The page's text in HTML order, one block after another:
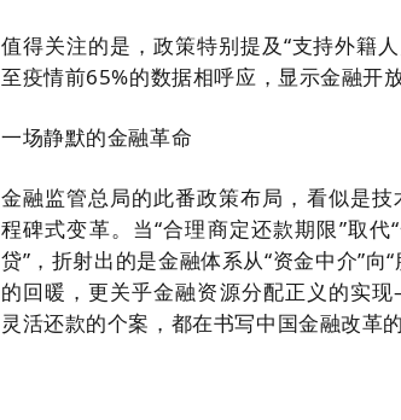
值得关注的是，政策特别提及“支持外籍
至疫情前65%的数据相呼应，显示金融开
一场静默的金融革命
金融监管总局的此番政策布局，看似是
程碑式变革。当“合理商定还款期限”取代
贷”，折射出的是金融体系从“资金中介”
的回暖，更关乎金融资源分配正义的实
灵活还款的个案，都在书写中国金融改革